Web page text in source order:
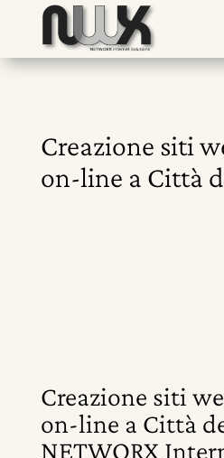
Creazione siti
on-line a Città
Creazione siti
on-line a Città
NETWORX